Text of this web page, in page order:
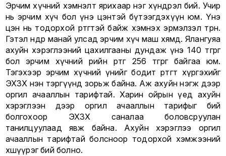
Эрчим хүчний хэмнэлт ярихаар нэг хүндрэл бий. Учир
нь эрчим хүч бол үнэ цэнтэй бүтээгдэхүүн юм. Үнэ
цэн нь тодорхой өртөгтэй байж хэмнэх эрмэлзэл төрнө.
Гэтэл өнөөдөр манай улсад эрчим хүч маш хямд. Ялангуяа
ахуйн хэрэглээний цахилгааны дундаж үнэ 140 төгрөг
бол эрчим хүчний өөрийн өртөг 256 төгрөг байгаа юм.
Тэгэхээр эрчим хүчний үнийг бодит өртөгт хүргэхийг
ЭХЗХ нэн тэргүүнд зорьж байна. Аж ахуйн нэгж дээр
оргил ачааллын тарифтай. Харин ойрын үед ахуйн
хэрэглээн дээр оргил ачааллын тарифыг бий
болгохоор ЭХЗХ саналаа боловсруулан
танилцуулаад явж байна. Ахуйн хэрэглээ оргил
ачааллын тарифтай болсноор тодорхой хэмжээний
хөшүүрэг бий болно.